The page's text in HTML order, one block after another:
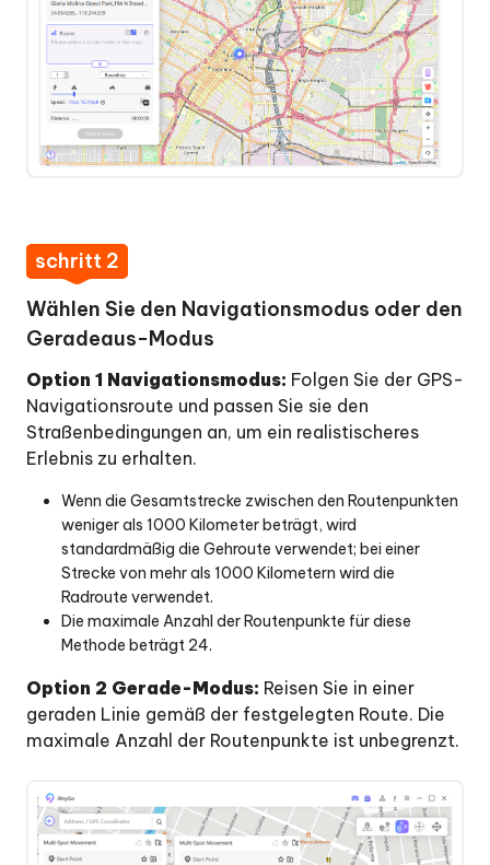
schritt 2
Wählen Sie den Navigationsmodus oder den
Geradeaus-Modus
Option 1 Navigationsmodus: Folgen Sie der GPS-
Navigationsroute und passen Sie sie den
Straßenbedingungen an, um ein realistischeres
Erlebnis zu erhalten.
Wenn die Gesamtstrecke zwischen den Routenpunkten
weniger als 1000 Kilometer beträgt, wird
standardmäßig die Gehroute verwendet; bei einer
Strecke von mehr als 1000 Kilometern wird die
Radroute verwendet.
Die maximale Anzahl der Routenpunkte für diese
Methode beträgt 24.
Option 2 Gerade-Modus: Reisen Sie in einer
geraden Linie gemäß der festgelegten Route. Die
maximale Anzahl der Routenpunkte ist unbegrenzt.